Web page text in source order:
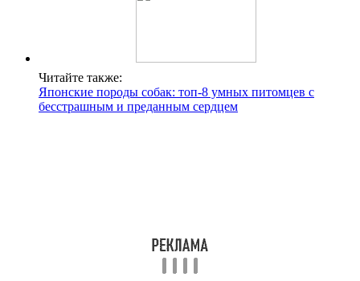
Читайте также:
Японские породы собак: топ-8 умных питомцев с
бесстрашным и преданным сердцем